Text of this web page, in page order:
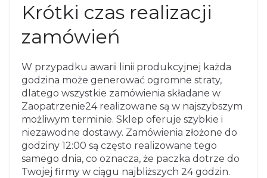
Krótki czas realizacji
zamówień
W przypadku awarii linii produkcyjnej każda
godzina może generować ogromne straty,
dlatego wszystkie zamówienia składane w
Zaopatrzenie24 realizowane są w najszybszym
możliwym terminie. Sklep oferuje szybkie i
niezawodne dostawy. Zamówienia złożone do
godziny 12:00 są często realizowane tego
samego dnia, co oznacza, że paczka dotrze do
Twojej firmy w ciągu najbliższych 24 godzin.